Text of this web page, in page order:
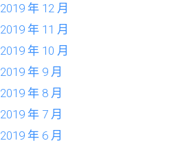
2019 年 12 月
2019 年 11 月
2019 年 10 月
2019 年 9 月
2019 年 8 月
2019 年 7 月
2019 年 6 月